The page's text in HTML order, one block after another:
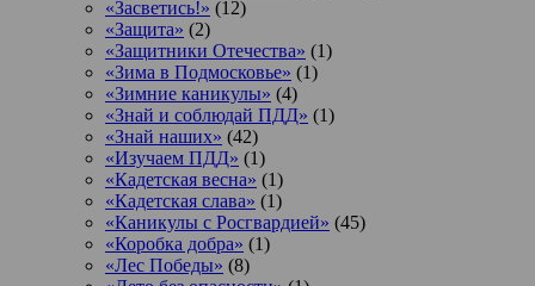
«Засветись!» (12)
«Защита» (2)
«Защитники Отечества» (1)
«Зима в Подмосковье» (1)
«Зимние каникулы» (4)
«Знай и соблюдай ПДД» (1)
«Знай наших» (42)
«Изучаем ПДД» (1)
«Кадетская весна» (1)
«Кадетская слава» (1)
«Каникулы с Росгвардией» (45)
«Коробка добра» (1)
«Лес Победы» (8)